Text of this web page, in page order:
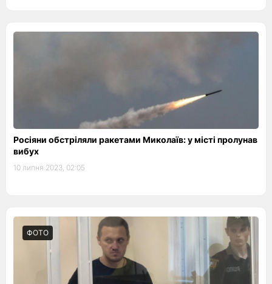
Росіяни обстріляли ракетами Миколаїв: у місті пролунав
вибух
10 липня 2023, 02:05
ФОТО